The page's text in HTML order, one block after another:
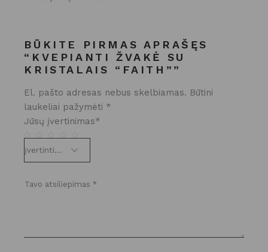
BŪKITE PIRMAS APRAŠĘS
“KVEPIANTI ŽVAKĖ SU
KRISTALAIS “FAITH””
El. pašto adresas nebus skelbiamas. Būtini
laukeliai pažymėti *
Jūsų įvertinimas*